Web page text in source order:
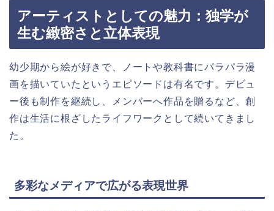
アーティストとしての魅力：独学が
生む緻密さと立体表現
幼少期から絵が好きで、ノートや教科書にパラパラ漫
画を描いていたというエピソードは有名です。デビュ
ー後も制作を継続し、メンバーへ作品を贈るなど、創
作は生活に根ざしたライフワークとして続いてきまし
た。
多彩なメディアで広がる表現世界